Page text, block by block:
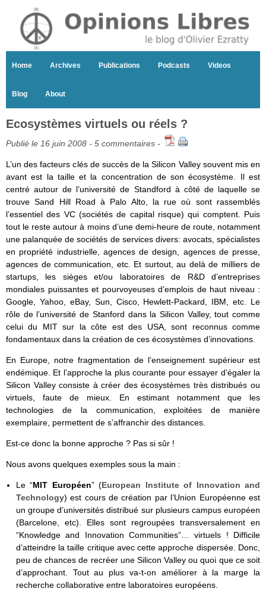
Home Archives Publications Podcasts Videos
Blog About
Ecosystèmes virtuels ou réels ?
Publié le 16 juin 2008 - 5 commentaires -
L’un des facteurs clés de succès de la Silicon Valley souvent mis en
avant est la taille et la concentration de son écosystème. Il est
centré autour de l’université de Standford à côté de laquelle se
trouve Sand Hill Road à Palo Alto, la rue où sont rassemblés
l’essentiel des VC (sociétés de capital risque) qui comptent. Puis
tout le reste autour à moins d’une demi-heure de route, notamment
une palanquée de sociétés de services divers: avocats, spécialistes
en propriété industrielle, agences de design, agences de presse,
agences de communication, etc. Et surtout, au delà de milliers de
startups, les sièges et/ou laboratoires de R&D d’entreprises
mondiales puissantes et pourvoyeuses d’emplois de haut niveau :
Google, Yahoo, eBay, Sun, Cisco, Hewlett-Packard, IBM, etc. Le
rôle de l’université de Stanford dans la Silicon Valley, tout comme
celui du MIT sur la côte est des USA, sont reconnus comme
fondamentaux dans la création de ces écosystèmes d’innovations.
En Europe, notre fragmentation de l’enseignement supérieur est
endémique. Et l’approche la plus courante pour essayer d’égaler la
Silicon Valley consiste à créer des écosystèmes très distribués ou
virtuels, faute de mieux. En estimant notamment que les
technologies de la communication, exploitées de manière
exemplaire, permettent de s’affranchir des distances.
Est-ce donc la bonne approche ? Pas si sûr !
Nous avons quelques exemples sous la main :
Le “MIT Européen” (European Institute of Innovation and
Technology) est cours de création par l’Union Européenne est
un groupe d’universités distribué sur plusieurs campus européen
(Barcelone, etc). Elles sont regroupées transversalement en
“Knowledge and Innovation Communities”… virtuels ! Difficile
d’atteindre la taille critique avec cette approche dispersée. Donc,
peu de chances de recréer une Silicon Valley ou quoi que ce soit
d’approchant. Tout au plus va-t-on améliorer à la marge la
recherche collaborative entre laboratoires européens.